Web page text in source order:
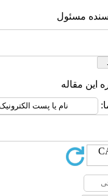
مسئول
این مقاله